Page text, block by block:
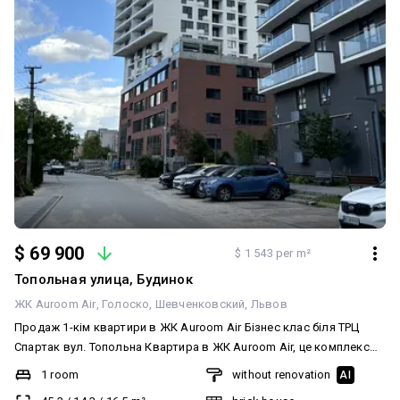
$/м² Вартість квартири — 148 500 $ Є відеоогляд квартири
$ 69 900 $ 1 543 per m²
Топольная улица, Будинок
ЖК Auroom Air Голоско Шевченковский Львов
Продаж 1-кім квартири в ЖК Auroom Air Бізнес клас біля ТРЦ
Спартак вул. Топольна Квартира в ЖК Auroom Air, це комплекс
бізнес класу в мега розвиненій локації, він межує з ТРЦ Spartak і є
дуже вигідним під здачу в оренду! Квартира на 3 поверсі з
1 room
without renovation AI